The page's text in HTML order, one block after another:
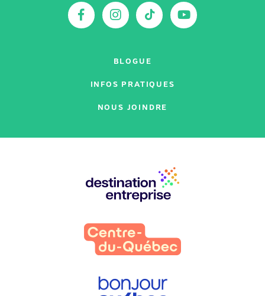
Facebook
Instagram
TikTok
BLOGUE
INFOS PRATIQUES
NOUS JOINDRE
partenaires
: